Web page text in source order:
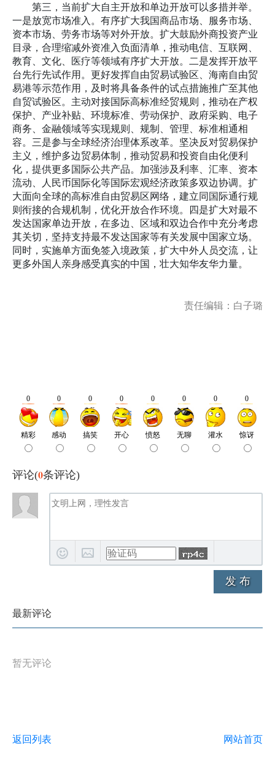
第三，当前扩大自主开放和单边开放可以多措并举。
一是放宽市场准入。有序扩大我国商品市场、服务市场、
资本市场、劳务市场等对外开放。扩大鼓励外商投资产业
目录，合理缩减外资准入负面清单，推动电信、互联网、
教育、文化、医疗等领域有序扩大开放。二是发挥开放平
台先行先试作用。更好发挥自由贸易试验区、海南自由贸
易港等示范作用，及时将具备条件的试点措施推广至其他
自贸试验区。主动对接国际高标准经贸规则，推动在产权
保护、产业补贴、环境标准、劳动保护、政府采购、电子
商务、金融领域等实现规则、规制、管理、标准相通相
容。三是参与全球经济治理体系改革。坚决反对贸易保护
主义，维护多边贸易体制，推动贸易和投资自由化便利
化，提供更多国际公共产品。加强涉及利率、汇率、资本
流动、人民币国际化等国际宏观经济政策多双边协调。扩
大面向全球的高标准自由贸易区网络，建立同国际通行规
则衔接的合规机制，优化开放合作环境。四是扩大对最不
发达国家单边开放，在多边、区域和双边合作中充分考虑
其关切，坚持支持最不发达国家等有关发展中国家立场。
同时，实施单方面免签入境政策，扩大中外人员交流，让
更多外国人亲身感受真实的中国，壮大知华友华力量。
责任编辑：白子璐
评论(0条评论)
发 布
最新评论
暂无评论
返回列表 网站首页